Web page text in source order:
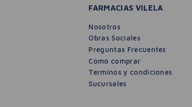
FARMACIAS VILELA
Nosotros
Obras Sociales
Preguntas Frecuentes
Cómo comprar
Terminos y condiciones
Sucursales